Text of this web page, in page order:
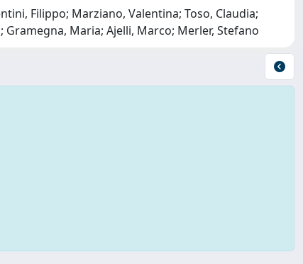
Filippo; Marziano, Valentina; Toso, Claudia;
Gramegna, Maria; Ajelli, Marco; Merler, Stefano